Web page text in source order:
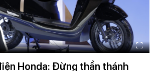
Honda: Đừng thần thánh